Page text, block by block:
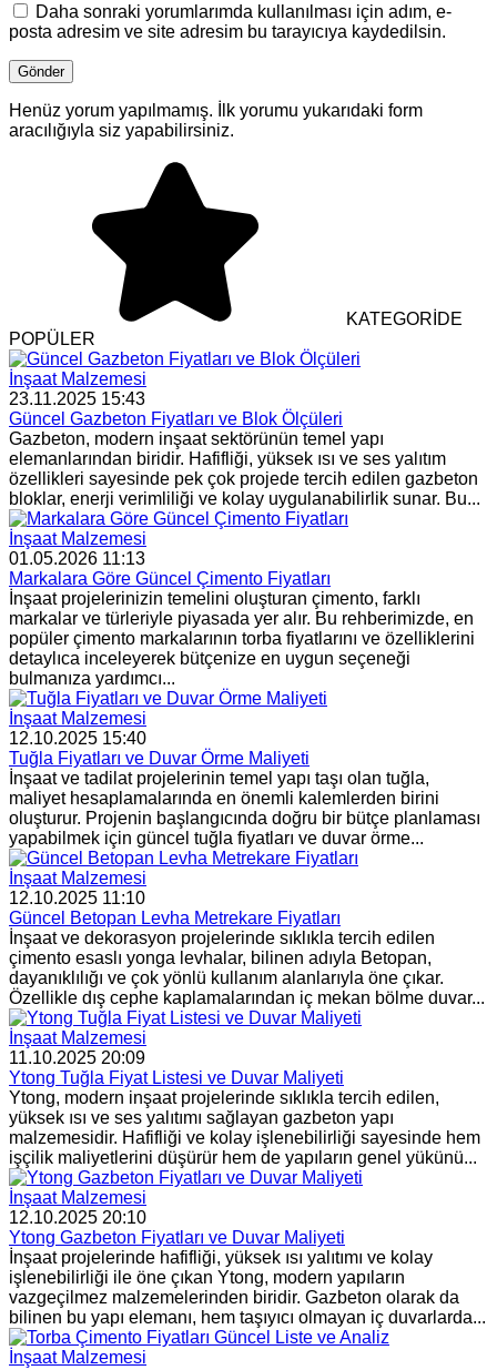
Daha sonraki yorumlarımda kullanılması için adım, e-
posta adresim ve site adresim bu tarayıcıya kaydedilsin.
Henüz yorum yapılmamış. İlk yorumu yukarıdaki form
aracılığıyla siz yapabilirsiniz.
KATEGORİDE
POPÜLER
İnşaat Malzemesi
23.11.2025 15:43
Güncel Gazbeton Fiyatları ve Blok Ölçüleri
Gazbeton, modern inşaat sektörünün temel yapı
elemanlarından biridir. Hafifliği, yüksek ısı ve ses yalıtım
özellikleri sayesinde pek çok projede tercih edilen gazbeton
bloklar, enerji verimliliği ve kolay uygulanabilirlik sunar. Bu...
İnşaat Malzemesi
01.05.2026 11:13
Markalara Göre Güncel Çimento Fiyatları
İnşaat projelerinizin temelini oluşturan çimento, farklı
markalar ve türleriyle piyasada yer alır. Bu rehberimizde, en
popüler çimento markalarının torba fiyatlarını ve özelliklerini
detaylıca inceleyerek bütçenize en uygun seçeneği
bulmanıza yardımcı...
İnşaat Malzemesi
12.10.2025 15:40
Tuğla Fiyatları ve Duvar Örme Maliyeti
İnşaat ve tadilat projelerinin temel yapı taşı olan tuğla,
maliyet hesaplamalarında en önemli kalemlerden birini
oluşturur. Projenin başlangıcında doğru bir bütçe planlaması
yapabilmek için güncel tuğla fiyatları ve duvar örme...
İnşaat Malzemesi
12.10.2025 11:10
Güncel Betopan Levha Metrekare Fiyatları
İnşaat ve dekorasyon projelerinde sıklıkla tercih edilen
çimento esaslı yonga levhalar, bilinen adıyla Betopan,
dayanıklılığı ve çok yönlü kullanım alanlarıyla öne çıkar.
Özellikle dış cephe kaplamalarından iç mekan bölme duvar...
İnşaat Malzemesi
11.10.2025 20:09
Ytong Tuğla Fiyat Listesi ve Duvar Maliyeti
Ytong, modern inşaat projelerinde sıklıkla tercih edilen,
yüksek ısı ve ses yalıtımı sağlayan gazbeton yapı
malzemesidir. Hafifliği ve kolay işlenebilirliği sayesinde hem
işçilik maliyetlerini düşürür hem de yapıların genel yükünü...
İnşaat Malzemesi
12.10.2025 20:10
Ytong Gazbeton Fiyatları ve Duvar Maliyeti
İnşaat projelerinde hafifliği, yüksek ısı yalıtımı ve kolay
işlenebilirliği ile öne çıkan Ytong, modern yapıların
vazgeçilmez malzemelerinden biridir. Gazbeton olarak da
bilinen bu yapı elemanı, hem taşıyıcı olmayan iç duvarlarda...
İnşaat Malzemesi